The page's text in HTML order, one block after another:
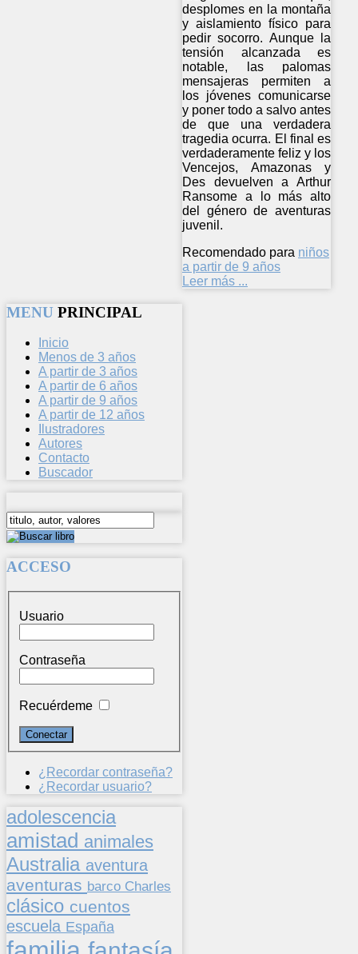
desplomes en la montaña
y aislamiento físico para
pedir socorro. Aunque la
tensión alcanzada es
notable, las palomas
mensajeras permiten a
los jóvenes comunicarse
y poner todo a salvo antes
de que una verdadera
tragedia ocurra. El final es
verdaderamente feliz y los
Vencejos, Amazonas y
Des devuelven a Arthur
Ransome a lo más alto
del género de aventuras
juvenil.
Recomendado para niños
a partir de 9 años
Leer más ...
MENU PRINCIPAL
Inicio
Menos de 3 años
A partir de 3 años
A partir de 6 años
A partir de 9 años
A partir de 12 años
Ilustradores
Autores
Contacto
Buscador
ACCESO
Usuario
Contraseña
Recuérdeme
¿Recordar contraseña?
¿Recordar usuario?
adolescencia
amistad animales
Australia aventura
aventuras barco Charles
clásico cuentos
escuela España